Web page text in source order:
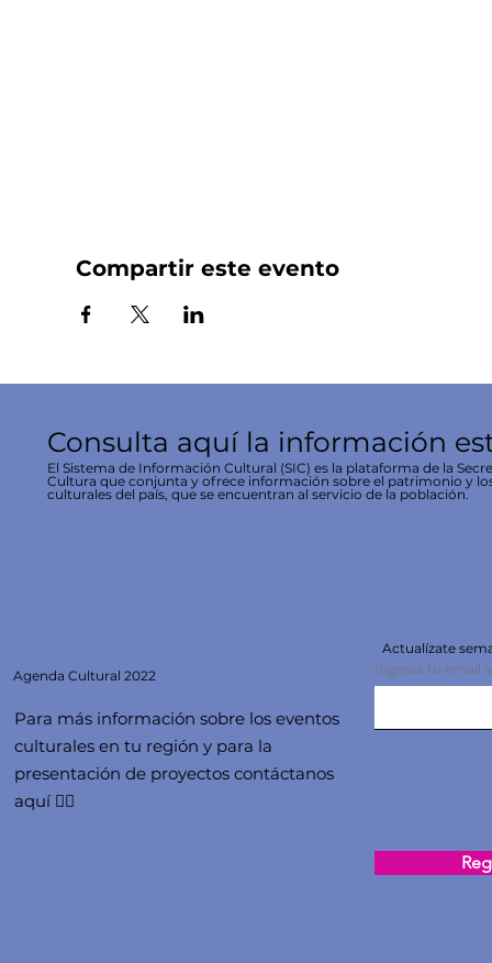
Compartir este evento
Consulta aquí la información
El Sistema de Información Cultural (SIC) es la plataforma de la
Cultura que conjunta y ofrece información sobre el patrimonio y
culturales del país, que se encuentran al servicio de la población.
Agenda Cultural 2022
Para más información sobre los eventos
culturales en tu región y para la
presentación de proyectos contáctanos
aquí 👇🏻
Actualízate
Ingresa tu email